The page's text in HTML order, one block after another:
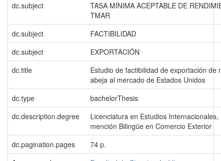
dc.subject
TASA MÍNIMA ACEPTABLE DE
TMAR
dc.subject
FACTIBILIDAD
dc.subject
EXPORTACIÓN
dc.title
Estudio de factibilidad de exportación de
abeja al mercado de Estados Unidos
dc.type
bachelorThesis
dc.description.degree
Licenciatura en Estudios Internacionales,
mención Bilingüe en Comercio Exterior
dc.pagination.pages
74 p.